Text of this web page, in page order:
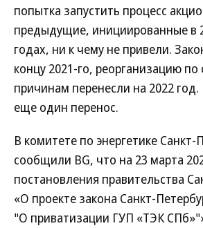
попытка запустить процесс
предыдущие, инициированные в
годах, ни к чему не привели.
концу 2021-го, реорганизацию
причинам перенесли на 2022
еще один перенос.
В комитете по энергетике Санкт-
сообщили BG, что на 23 марта
постановления правительства
«О проекте закона Санкт-
"О приватизации ГУП «ТЭК